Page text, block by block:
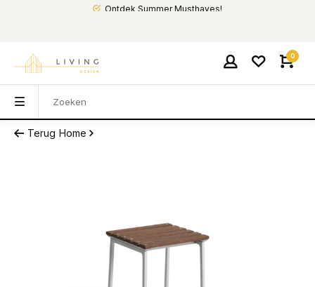
Ontdek Summer Musthaves!
0
Terug Home